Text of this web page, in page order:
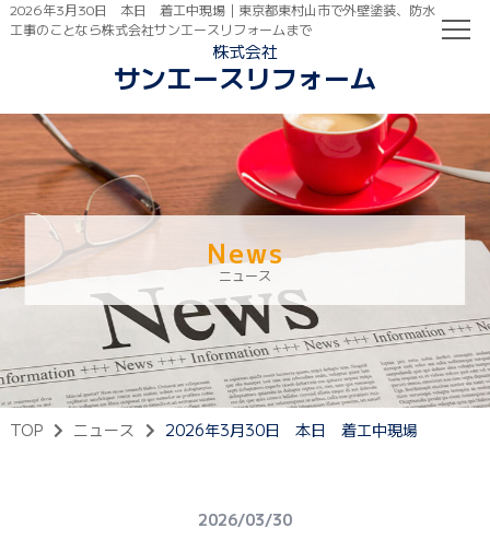
2026年3月30日 本日 着工中現場｜東京都東村山市で外壁塗装、防水
工事のことなら株式会社サンエースリフォームまで
株式会社
サンエースリフォーム
初めての方へ
ご依頼の流れ
News
ニュース
TOP ニュース 2026年3月30日 本日 着工中現場
2026/03/30